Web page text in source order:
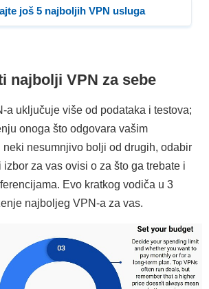
još 5 najboljih VPN usluga
najbolji VPN za sebe
a uključuje više od podataka i testova;
onoga što odgovara vašim
neki nesumnjivo bolji od drugih, odabir
za vas ovisi o za što ga trebate i
Evo kratkog vodiča u 3
najboljeg VPN-a za vas.